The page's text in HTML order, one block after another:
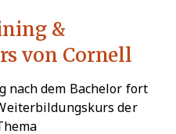
&
von Cornell
nach dem Bachelor fort
der